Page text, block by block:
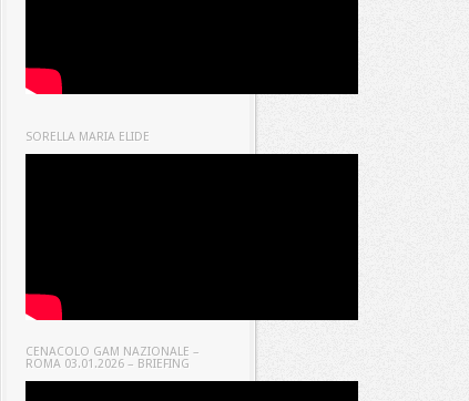
SORELLA MARIA ELIDE
CENACOLO GAM NAZIONALE –
ROMA 03.01.2026 – BRIEFING